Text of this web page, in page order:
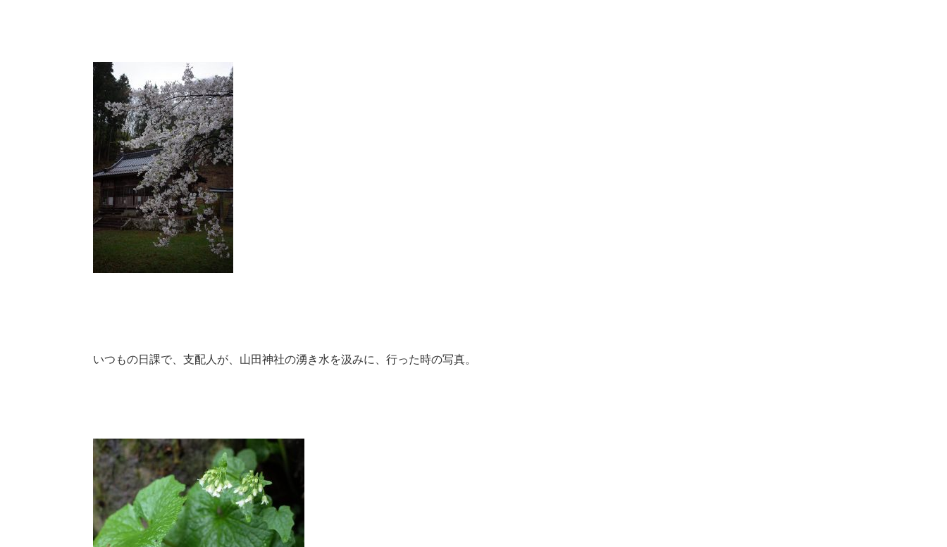
いつもの日課で、支配人が、山田神社の湧き水を汲みに、行った時の写真。